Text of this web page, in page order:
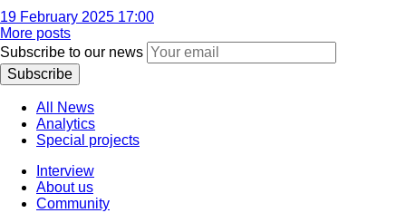
19 February 2025 17:00
More posts
Subscribe to our news
Subscribe
All News
Analytics
Special projects
Interview
About us
Community